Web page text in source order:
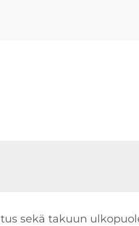
sekä takuun